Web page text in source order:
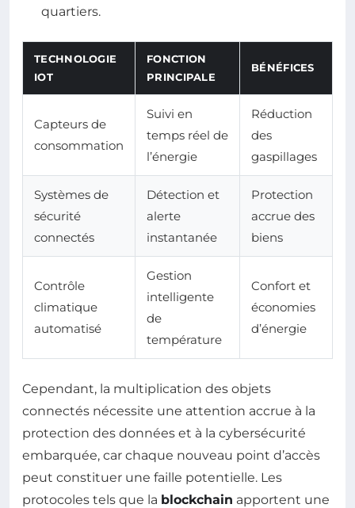
quartiers.
TECHNOLOGIE
IOT
FONCTION
PRINCIPALE
BÉNÉFICES
Capteurs de
consommation
Suivi en
temps réel de
l’énergie
Réduction
des
gaspillages
Systèmes de
sécurité
connectés
Détection et
alerte
instantanée
Protection
accrue des
biens
Contrôle
climatique
automatisé
Gestion
intelligente
de
température
Confort et
économies
d’énergie
Cependant, la multiplication des objets
connectés nécessite une attention accrue à la
protection des données et à la cybersécurité
embarquée, car chaque nouveau point d’accès
peut constituer une faille potentielle. Les
protocoles tels que la blockchain apportent une